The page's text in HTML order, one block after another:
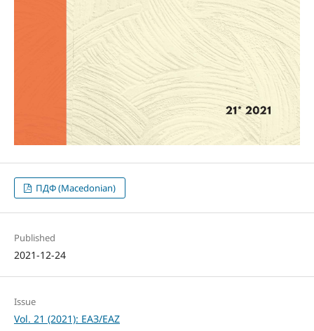
ПДФ (Macedonian)
Published
2021-12-24
Issue
Vol. 21 (2021): ЕАЗ/EAZ